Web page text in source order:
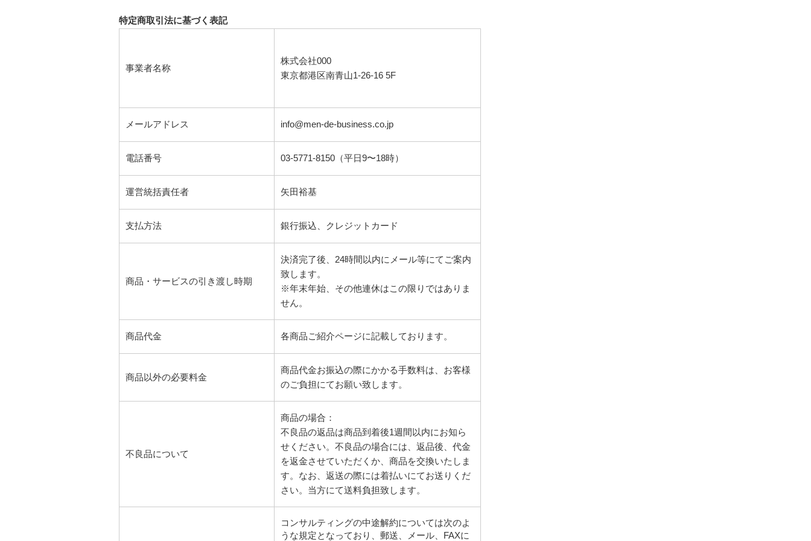
特定商取引法に基づく表記
事業者名称
株式会社000
東京都港区南青山1-26-16 5F
メールアドレス info@men-de-business.co.jp
電話番号 03-5771-8150（平日9〜18時）
運営統括責任者 矢田裕基
支払方法 銀行振込、クレジットカード
商品・サービスの引き渡し時期
決済完了後、24時間以内にメール等にてご案内
致します。
※年末年始、その他連休はこの限りではありま
せん。
商品代金 各商品ご紹介ページに記載しております。
商品以外の必要料金
商品代金お振込の際にかかる手数料は、お客様
のご負担にてお願い致します。
不良品について
商品の場合：
不良品の返品は商品到着後1週間以内にお知ら
せください。不良品の場合には、返品後、代金
を返金させていただくか、商品を交換いたしま
す。なお、返送の際には着払いにてお送りくだ
さい。当方にて送料負担致します。
コンサルティングの中途解約については次のよ
うな規定となっており、郵送、メール、FAXに